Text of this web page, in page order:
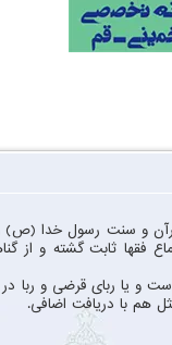
قرآن و سنت رسول خدا (ص)
فقها ثابت گشته و از
است و یا ربای قرضی و ربا
هم با دریافت اضافی.